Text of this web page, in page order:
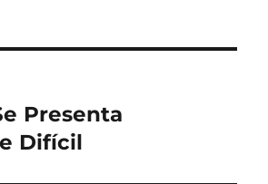
Presenta
Difícil